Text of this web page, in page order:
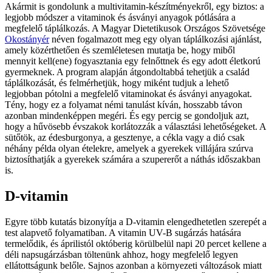
Akármit is gondolunk a multivitamin-készítményekről, egy biztos: a
legjobb módszer a vitaminok és ásványi anyagok pótlására a
megfelelő táplálkozás. A Magyar Dietetikusok Országos Szövetsége
Okostányérnéven fogalmazott meg egy olyan táplálkozási ajánlást,
amely közérthetően és szemléletesen mutatja be, hogy miből
mennyit kell(ene) fogyasztania egy felnőttnek és egy adott életkorú
gyermeknek. A program alapján átgondoltabbá tehetjük a család
táplálkozását, és felmérhetjük, hogy miként tudjuk a lehető
legjobban pótolni a megfelelő vitaminokat és ásványi anyagokat.
Tény, hogy ez a folyamat némi tanulást kíván, hosszabb távon
azonban mindenképpen megéri. És egy percig se gondoljuk azt,
hogy a hűvösebb évszakok korlátozzák a választási lehetőségeket. A
sütőtök, az édesburgonya, a gesztenye, a cékla vagy a dió csak
néhány példa olyan ételekre, amelyek a gyerekek villájára szúrva
biztosíthatják a gyerekek számára a szupererőt a náthás időszakban
is.
D-vitamin
Egyre több kutatás bizonyítja a D-vitamin elengedhetetlen szerepét a
test alapvető folyamatiban. A vitamin UV-B sugárzás hatására
termelődik, és áprilistól októberig körülbelül napi 20 percet kellene a
déli napsugárzásban töltenünk ahhoz, hogy megfelelő legyen
ellátottságunk belőle. Sajnos azonban a környezeti változások miatt